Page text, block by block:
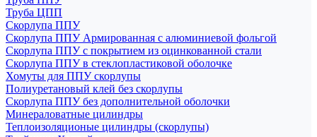
Труба ЦПП
Скорлупа ППУ
Скорлупа ППУ Армированная с алюминиевой фольгой
Скорлупа ППУ с покрытием из оцинкованной стали
Скорлупа ППУ в стеклопластиковой оболочке
Хомуты для ППУ скорлупы
Полиуретановый клей без скорлупы
Скорлупа ППУ без дополнительной оболочки
Минераловатные цилиндры
Теплоизоляционые цилиндры (скорлупы)